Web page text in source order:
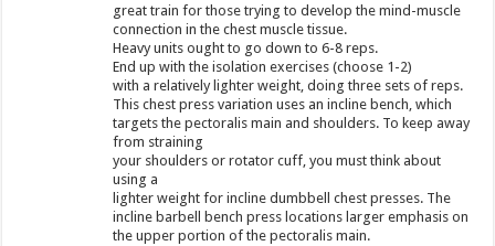
great train for those trying to develop the mind-muscle
connection in the chest muscle tissue.
Heavy units ought to go down to 6-8 reps.
End up with the isolation exercises (choose 1-2)
with a relatively lighter weight, doing three sets of reps.
This chest press variation uses an incline bench, which
targets the pectoralis main and shoulders. To keep away
from straining
your shoulders or rotator cuff, you must think about
using a
lighter weight for incline dumbbell chest presses. The
incline barbell bench press locations larger emphasis on
the upper portion of the pectoralis main.